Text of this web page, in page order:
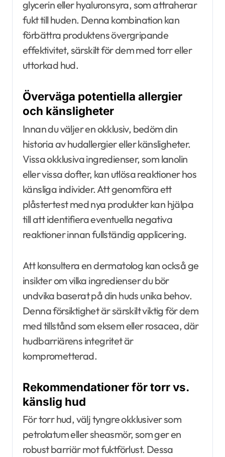
glycerin eller hyaluronsyra, som attraherar
fukt till huden. Denna kombination kan
förbättra produktens övergripande
effektivitet, särskilt för dem med torr eller
uttorkad hud.
Överväga potentiella allergier
och känsligheter
Innan du väljer en okklusiv, bedöm din
historia av hudallergier eller känsligheter.
Vissa okklusiva ingredienser, som lanolin
eller vissa dofter, kan utlösa reaktioner hos
känsliga individer. Att genomföra ett
plåstertest med nya produkter kan hjälpa
till att identifiera eventuella negativa
reaktioner innan fullständig applicering.
Att konsultera en dermatolog kan också ge
insikter om vilka ingredienser du bör
undvika baserat på din huds unika behov.
Denna försiktighet är särskilt viktig för dem
med tillstånd som eksem eller rosacea, där
hudbarriärens integritet är
komprometterad.
Rekommendationer för torr vs.
känslig hud
För torr hud, välj tyngre okklusiver som
petrolatum eller sheasmör, som ger en
robust barriär mot fuktförlust. Dessa